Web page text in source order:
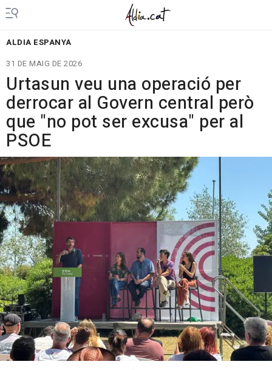
ALDIA ESPANYA
31 DE MAIG DE 2026
Urtasun veu una operació per
derrocar al Govern central però
que "no pot ser excusa" per al
PSOE